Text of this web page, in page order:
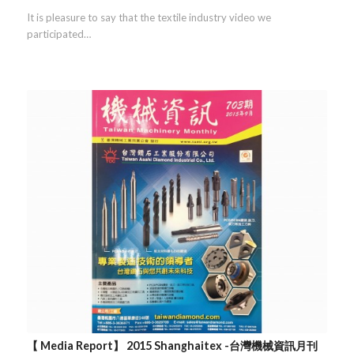
It is pleasure to say that the textile industry video we
participated…
【 Media Report】 2015 Shanghaitex -台灣機械資訊月刊